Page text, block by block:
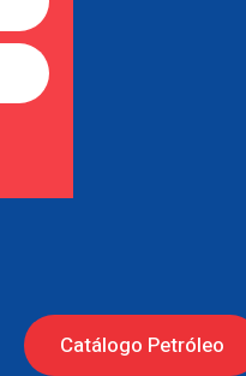
Catálogo Petróleo